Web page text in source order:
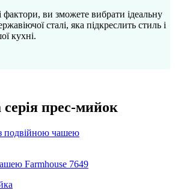
ви зможете вибрати ідеальну
сталі, яка підкреслить стиль і
кухні.
прес-мийок
Farmhouse 7649